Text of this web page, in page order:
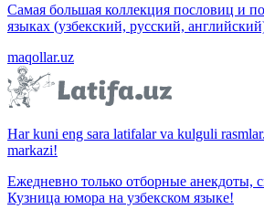
Самая большая коллекция пословиц и
языках (узбекский, русский,
maqollar.uz
Har kuni eng sara latifalar va kulguli
markazi!
Ежедневно только отборные анекдоты,
Кузница юмора на узбекском языке!